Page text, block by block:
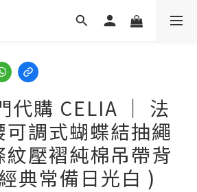
代購 CELIA ｜ 法
可調式蝴蝶結抽繩
紋壓褶純棉吊帶背
典常備日光白 )